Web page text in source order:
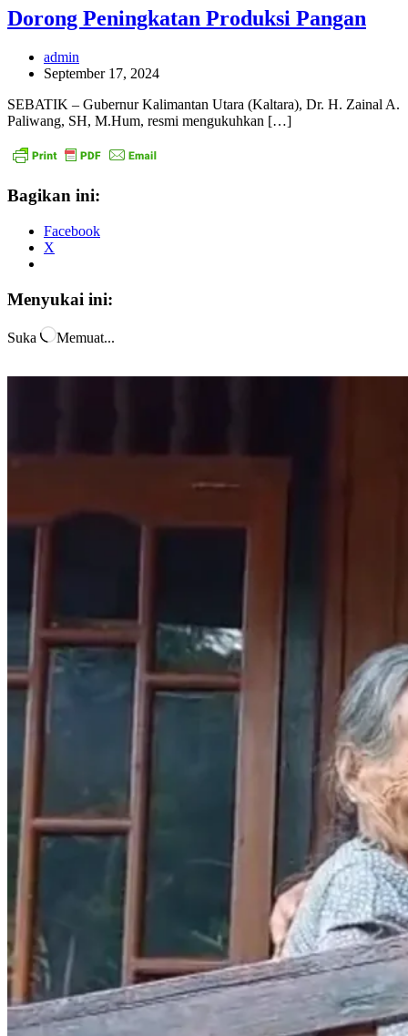
Dorong Peningkatan Produksi Pangan
admin
September 17, 2024
SEBATIK – Gubernur Kalimantan Utara (Kaltara), Dr. H. Zainal A.
Paliwang, SH, M.Hum, resmi mengukuhkan […]
Bagikan ini:
Facebook
X
Menyukai ini:
Suka Memuat...